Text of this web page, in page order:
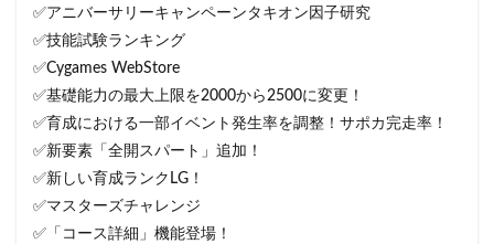
✅アニバーサリーキャンペーンタキオン因子研究
✅技能試験ランキング
✅Cygames WebStore
✅基礎能力の最大上限を2000から2500に変更！
✅育成における一部イベント発生率を調整！サポカ完走率！
✅新要素「全開スパート」追加！
✅新しい育成ランクLG！
✅マスターズチャレンジ
✅「コース詳細」機能登場！